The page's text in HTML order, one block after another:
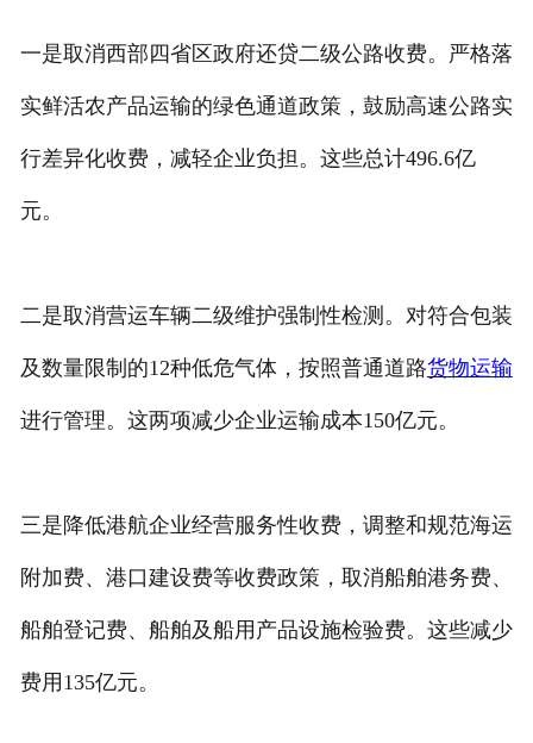
一是取消西部四省区政府还贷二级公路收费。严格落
实鲜活农产品运输的绿色通道政策，鼓励高速公路实
行差异化收费，减轻企业负担。这些总计496.6亿
元。
二是取消营运车辆二级维护强制性检测。对符合包装
及数量限制的12种低危气体，按照普通道路货物运输
进行管理。这两项减少企业运输成本150亿元。
三是降低港航企业经营服务性收费，调整和规范海运
附加费、港口建设费等收费政策，取消船舶港务费、
船舶登记费、船舶及船用产品设施检验费。这些减少
费用135亿元。